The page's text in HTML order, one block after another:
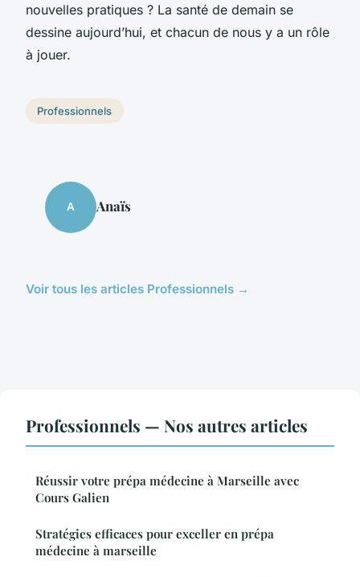
nouvelles pratiques ? La santé de demain se
dessine aujourd’hui, et chacun de nous y a un rôle
à jouer.
Professionnels
A Anaïs
Voir tous les articles Professionnels →
Professionnels — Nos autres articles
Réussir votre prépa médecine à Marseille avec
Cours Galien
Stratégies efficaces pour exceller en prépa
médecine à marseille